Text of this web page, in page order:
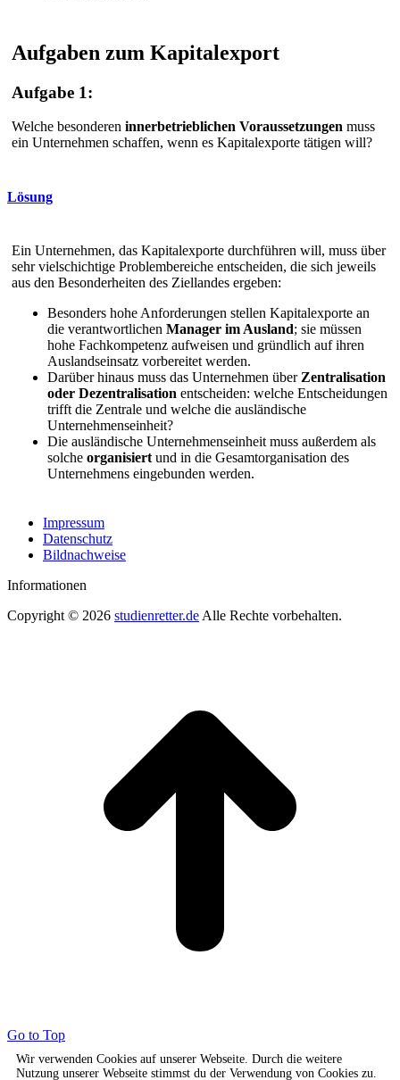
Aufgaben zum Kapitalexport
Aufgabe 1:
Welche besonderen innerbetrieblichen Voraussetzungen muss
ein Unternehmen schaffen, wenn es Kapitalexporte tätigen will?
Lösung
Ein Unternehmen, das Kapitalexporte durchführen will, muss über
sehr vielschichtige Problembereiche entscheiden, die sich jeweils
aus den Besonderheiten des Ziellandes ergeben:
Besonders hohe Anforderungen stellen Kapitalexporte an
die verantwortlichen Manager im Ausland; sie müssen
hohe Fachkompetenz aufweisen und gründlich auf ihren
Auslandseinsatz vorbereitet werden.
Darüber hinaus muss das Unternehmen über Zentralisation
oder Dezentralisation entscheiden: welche Entscheidungen
trifft die Zentrale und welche die ausländische
Unternehmenseinheit?
Die ausländische Unternehmenseinheit muss außerdem als
solche organisiert und in die Gesamtorganisation des
Unternehmens eingebunden werden.
Impressum
Datenschutz
Bildnachweise
Informationen
Copyright © 2026 studienretter.de Alle Rechte vorbehalten.
Go to Top
Wir verwenden Cookies auf unserer Webseite. Durch die weitere
Nutzung unserer Webseite stimmst du der Verwendung von Cookies zu.